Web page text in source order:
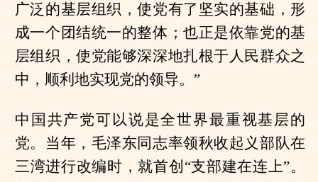
广泛的基层组织，使党有了坚实的基础，形
成一个团结统一的整体；也正是依靠党的基
层组织，使党能够深深地扎根于人民群众之
中，顺利地实现党的领导。”
中国共产党可以说是全世界最重视基层的
党。当年，毛泽东同志率领秋收起义部队在
三湾进行改编时，就首创“支部建在连上”。